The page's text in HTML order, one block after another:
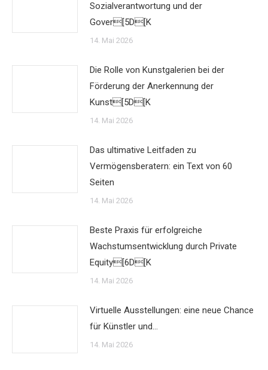
Sozialverantwortung und der
Gover[5D[K
14. Mai 2026
Die Rolle von Kunstgalerien bei der
Förderung der Anerkennung der
Kunst[5D[K
14. Mai 2026
Das ultimative Leitfaden zu
Vermögensberatern: ein Text von 60
Seiten
14. Mai 2026
Beste Praxis für erfolgreiche
Wachstumsentwicklung durch Private
Equity[6D[K
14. Mai 2026
Virtuelle Ausstellungen: eine neue Chance
für Künstler und…
14. Mai 2026